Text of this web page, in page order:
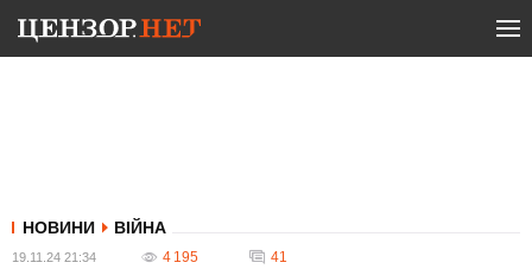
НОВИНИ ВІЙНА
19.11.24 21:34 4 195 41